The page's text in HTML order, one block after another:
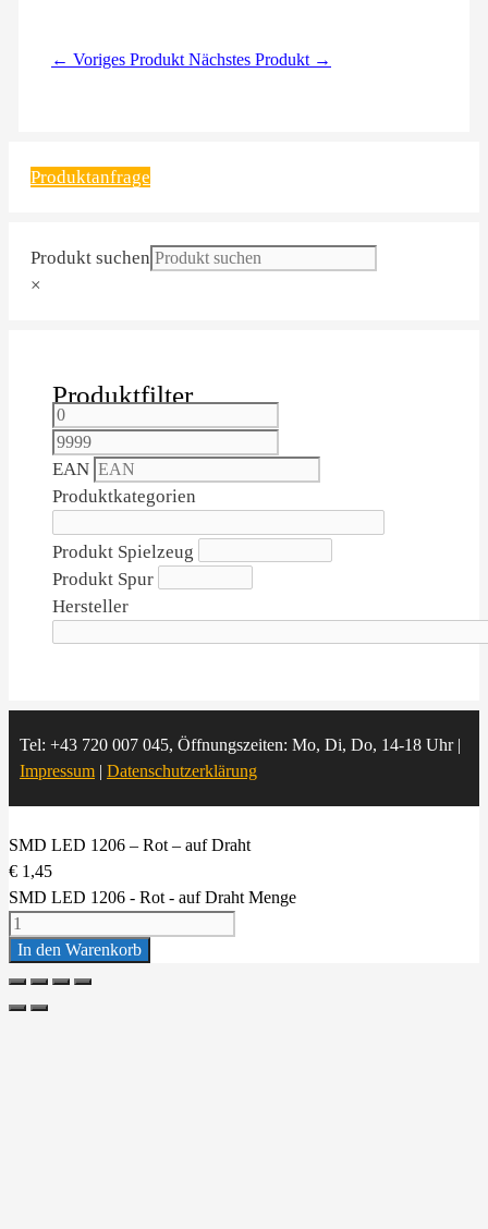
← Voriges Produkt Nächstes Produkt →
Produktanfrage
Produkt suchen
×
Produktfilter
EAN
Produktkategorien
Produkt Spielzeug
Produkt Spur
Hersteller
Tel: +43 720 007 045, Öffnungszeiten: Mo, Di, Do, 14-18 Uhr |
Impressum | Datenschutzerklärung
SMD LED 1206 – Rot – auf Draht
€ 1,45
SMD LED 1206 - Rot - auf Draht Menge
In den Warenkorb